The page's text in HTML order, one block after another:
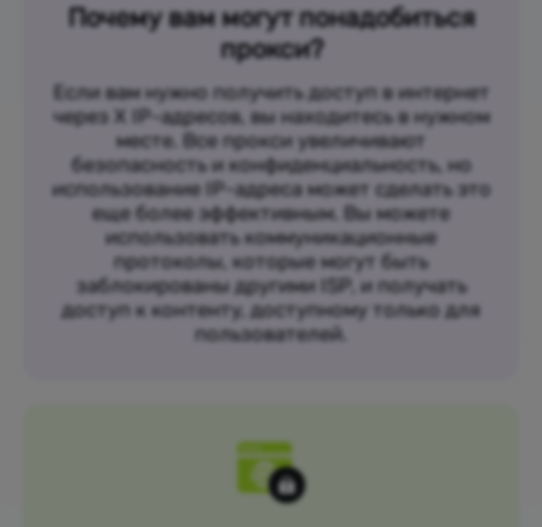
Почему вам могут понадобиться
прокси?
Если вам нужно получить доступ в интернет
через X IP-адресов, вы находитесь в нужном
месте. Все прокси увеличивают
безопасность и конфиденциальность, но
использование IP-адреса может сделать это
еще более эффективным. Вы можете
использовать коммуникационные
протоколы, которые могут быть
заблокированы другими ISP, и получать
доступ к контенту, доступному только для
пользователей.